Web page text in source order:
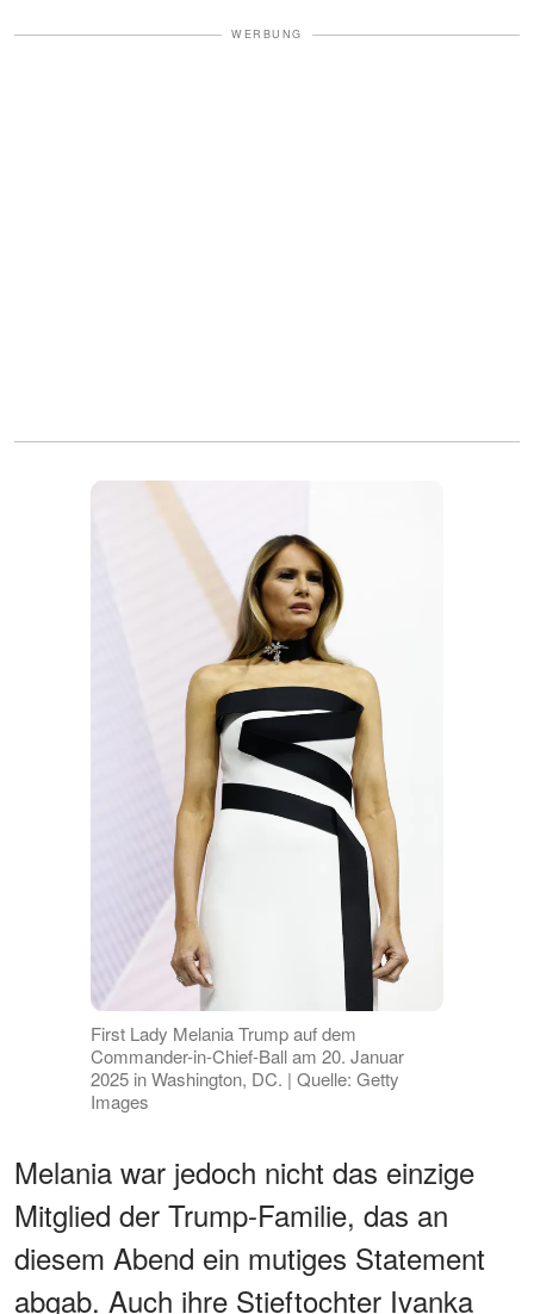
WERBUNG
First Lady Melania Trump auf dem
Commander-in-Chief-Ball am 20. Januar
2025 in Washington, DC. | Quelle: Getty
Images
Melania war jedoch nicht das einzige
Mitglied der Trump-Familie, das an
diesem Abend ein mutiges Statement
abgab. Auch ihre Stieftochter Ivanka